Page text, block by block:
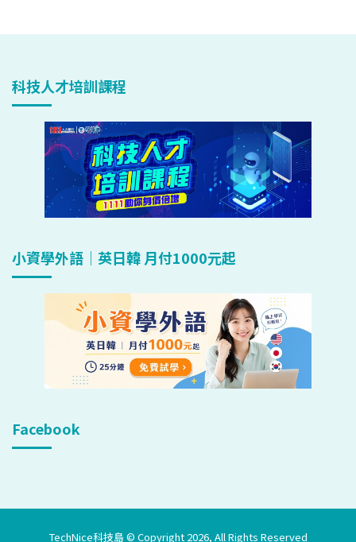
科技人才培訓課程
小資學外語｜英日韓 月付1000元起
Facebook
TechNice科技島 © Copyright 2026, All Rights Reserved